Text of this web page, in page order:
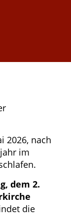
2026, nach
im
dem 2.
die